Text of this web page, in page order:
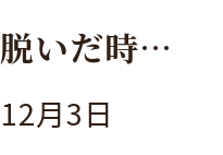
いだ時
兄弟宮本社
月3日